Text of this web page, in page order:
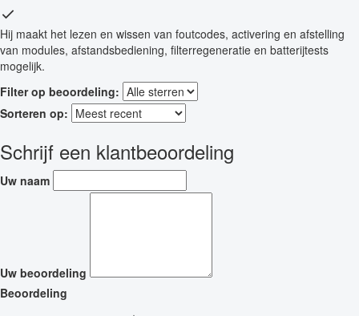
Hij maakt het lezen en wissen van foutcodes, activering en afstelling
van modules, afstandsbediening, filterregeneratie en batterijtests
mogelijk.
Filter op beoordeling:
Sorteren op:
Schrijf een klantbeoordeling
Uw naam
Uw beoordeling
Beoordeling